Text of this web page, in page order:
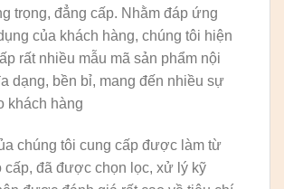
trọng, đẳng cấp. Nhằm đáp ứng
của khách hàng, chúng tôi hiện
rất nhiều mẫu mã sản phẩm nội
dạng, bền bỉ, mang đến nhiều sự
khách hàng
chúng tôi cung cấp được làm từ
cấp, đã được chọn lọc, xử lý kỹ